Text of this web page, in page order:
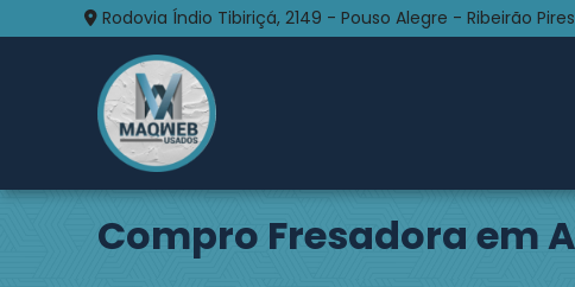
Rodovia Índio Tibiriçá, 2149 - Pouso Alegre - Ribeirão
Compro Fresadora em